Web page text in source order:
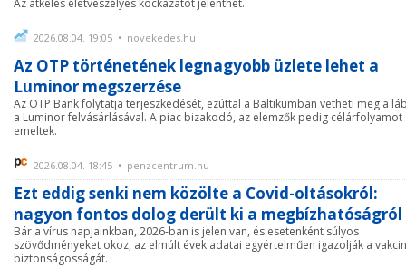
Az átkelés életveszélyes kockázatot jelenthet.
2026.08.04. 19:05 • novekedes.hu
Az OTP történetének legnagyobb üzlete lehet a
Luminor megszerzése
Az OTP Bank folytatja terjeszkedését, ezúttal a Baltikumban vetheti meg a
a Luminor felvásárlásával. A piac bizakodó, az elemzők pedig célárfolyamot
emeltek.
2026.08.04. 18:45 • penzcentrum.hu
Ezt eddig senki nem közölte a Covid-oltásokról:
nagyon fontos dolog derült ki a megbízhatóságról
Bár a vírus napjainkban, 2026-ban is jelen van, és esetenként súlyos
szövődményeket okoz, az elmúlt évek adatai egyértelműen igazolják a
biztonságosságát.